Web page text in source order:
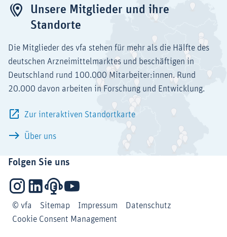
Unsere Mitglieder und ihre
Standorte
Die Mitglieder des vfa stehen für mehr als die Hälfte des
deutschen Arzneimittelmarktes und beschäftigen in
Deutschland rund 100.000 Mitarbeiter:innen. Rund
20.000 davon arbeiten in Forschung und Entwicklung.
Zur interaktiven Standortkarte
Über uns
Folgen Sie uns
InstagramLinkedInPodcastsYouTube
© vfa
Sitemap Impressum
Datenschutz
Cookie Consent Management